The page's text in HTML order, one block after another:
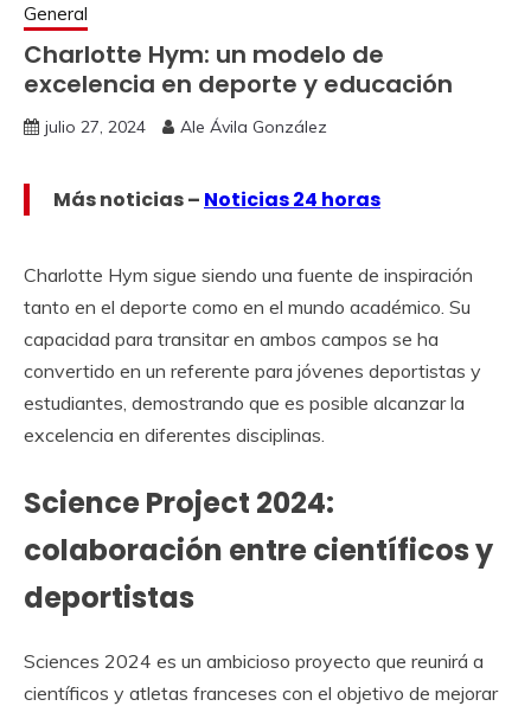
General
Charlotte Hym: un modelo de
excelencia en deporte y educación
julio 27, 2024 Ale Ávila González
Más noticias – Noticias 24 horas
Charlotte Hym sigue siendo una fuente de inspiración
tanto en el deporte como en el mundo académico. Su
capacidad para transitar en ambos campos se ha
convertido en un referente para jóvenes deportistas y
estudiantes, demostrando que es posible alcanzar la
excelencia en diferentes disciplinas.
Science Project 2024:
colaboración entre científicos y
deportistas
Sciences 2024 es un ambicioso proyecto que reunirá a
científicos y atletas franceses con el objetivo de mejorar